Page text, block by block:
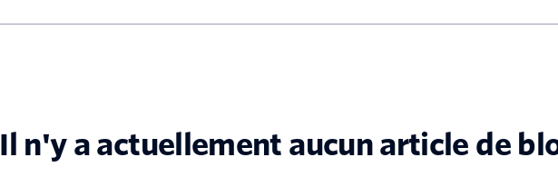
Il n'y a actuellement aucun article de